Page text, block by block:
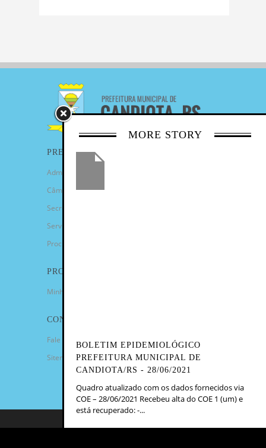
MORE STORY
BOLETIM EPIDEMIOLÓGICO
PREFEITURA MUNICIPAL DE
CANDIOTA/RS - 28/06/2021
Quadro atualizado com os dados fornecidos via
COE – 28/06/2021 Recebeu alta do COE 1 (um) e
está recuperado: -...
PREFEITURA
Administração Municipal
Câmara de Vereadores
Secretarias
Serviços
Procuradoria Geral
PROGRAMAS
Minha Casa Minha Vida
CONTATO
Fale Conosco
Sitemap
COPYRIGHT 2023 - PREFEITURA